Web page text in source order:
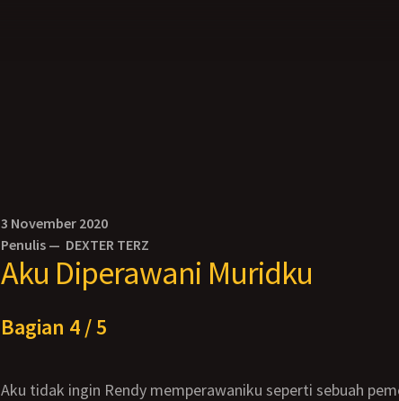
3 November 2020
Penulis — DEXTER TERZ
Aku Diperawani Muridku
Bagian 4 / 5
Aku tidak ingin Rendy memperawaniku seperti sebuah pemerkosaan, yang kuinginkan